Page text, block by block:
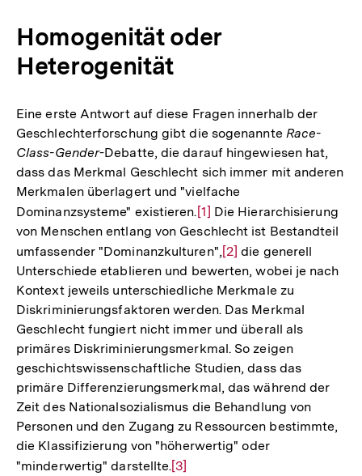
Homogenität oder
Heterogenität
Eine erste Antwort auf diese Fragen innerhalb der
Geschlechterforschung gibt die sogenannte Race-
Class-Gender-Debatte, die darauf hingewiesen hat,
dass das Merkmal Geschlecht sich immer mit anderen
Merkmalen überlagert und "vielfache
Dominanzsysteme" existieren. Zur
Auflösung
der
Fußnote
[1] Die Hierarchisierung
von Menschen entlang von Geschlecht ist Bestandteil
umfassender "Dominanzkulturen",Zur
Auflösung
der
Fußnote
[2] die generell
Unterschiede etablieren und bewerten, wobei je nach
Kontext jeweils unterschiedliche Merkmale zu
Diskriminierungsfaktoren werden. Das Merkmal
Geschlecht fungiert nicht immer und überall als
primäres Diskriminierungsmerkmal. So zeigen
geschichtswissenschaftliche Studien, dass das
primäre Differenzierungsmerkmal, das während der
Zeit des Nationalsozialismus die Behandlung von
Personen und den Zugang zu Ressourcen bestimmte,
die Klassifizierung von "höherwertig" oder
"minderwertig" darstellte.Zur
[3]